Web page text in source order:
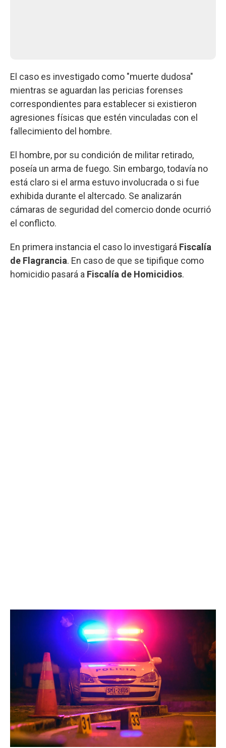
El caso es investigado como "muerte dudosa"
mientras se aguardan las pericias forenses
correspondientes para establecer si existieron
agresiones físicas que estén vinculadas con el
fallecimiento del hombre.
El hombre, por su condición de militar retirado,
poseía un arma de fuego. Sin embargo, todavía no
está claro si el arma estuvo involucrada o si fue
exhibida durante el altercado. Se analizarán
cámaras de seguridad del comercio donde ocurrió
el conflicto.
En primera instancia el caso lo investigará Fiscalía
de Flagrancia. En caso de que se tipifique como
homicidio pasará a Fiscalía de Homicidios.